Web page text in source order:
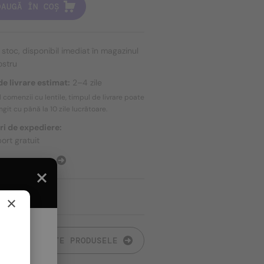
ÎN COȘ
stoc, disponibil imediat în magazinul
livrare estimat: 2–4 zile
comenzii cu lentile, timpul de livrare poate
cu până la
10 zile lucrătoare.
de expediere:
gratuit
EXPEDIERE
TOATE PRODUSELE
×